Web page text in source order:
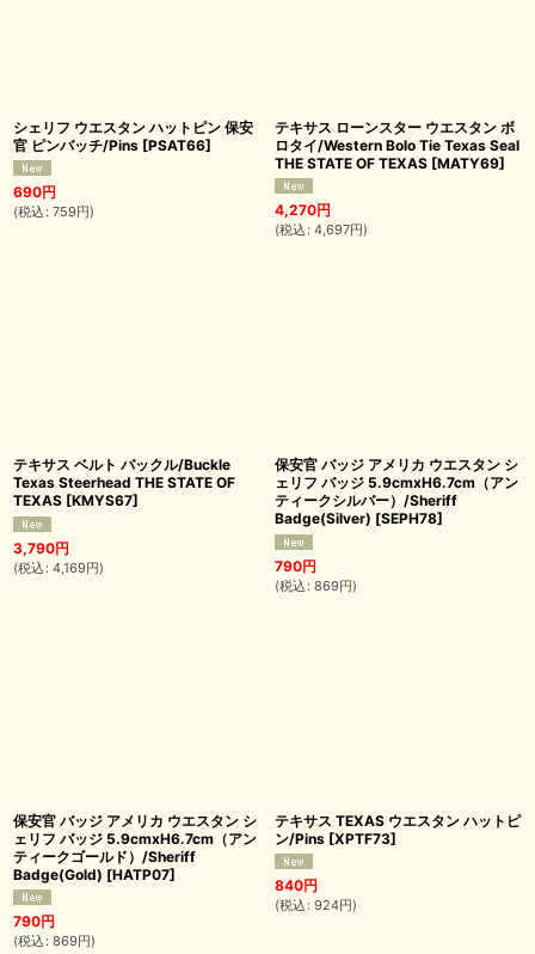
シェリフ ウエスタン ハットピン 保安
官 ピンバッチ/Pins [PSAT66]
690円
(税込 : 759円)
テキサス ローンスター ウエスタン ボ
ロタイ/Western Bolo Tie Texas Seal
THE STATE OF TEXAS [MATY69]
4,270円
(税込 : 4,697円)
テキサス ベルト バックル/Buckle
Texas Steerhead THE STATE OF
TEXAS [KMYS67]
3,790円
(税込 : 4,169円)
保安官 バッジ アメリカ ウエスタン シ
ェリフ バッジ 5.9cmxH6.7cm（アン
ティークシルバー）/Sheriff
Badge(Silver) [SEPH78]
790円
(税込 : 869円)
保安官 バッジ アメリカ ウエスタン シ
ェリフ バッジ 5.9cmxH6.7cm（アン
ティークゴールド）/Sheriff
Badge(Gold) [HATP07]
790円
(税込 : 869円)
テキサス TEXAS ウエスタン ハットピ
ン/Pins [XPTF73]
840円
(税込 : 924円)